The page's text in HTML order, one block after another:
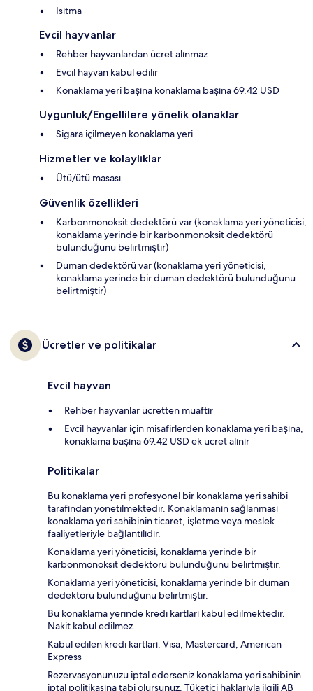
Isıtma
Evcil hayvanlar
Rehber hayvanlardan ücret alınmaz
Evcil hayvan kabul edilir
Konaklama yeri başına konaklama başına 69.42 USD
Uygunluk/Engellilere yönelik olanaklar
Sigara içilmeyen konaklama yeri
Hizmetler ve kolaylıklar
Ütü/ütü masası
Güvenlik özellikleri
Karbonmonoksit dedektörü var (konaklama yeri yöneticisi,
konaklama yerinde bir karbonmonoksit dedektörü
bulunduğunu belirtmiştir)
Duman dedektörü var (konaklama yeri yöneticisi,
konaklama yerinde bir duman dedektörü bulunduğunu
belirtmiştir)
Ücretler ve politikalar
Evcil hayvan
Rehber hayvanlar ücretten muaftır
Evcil hayvanlar için misafirlerden konaklama yeri başına,
konaklama başına 69.42 USD ek ücret alınır
Politikalar
Bu konaklama yeri profesyonel bir konaklama yeri sahibi
tarafından yönetilmektedir. Konaklamanın sağlanması
konaklama yeri sahibinin ticaret, işletme veya meslek
faaliyetleriyle bağlantılıdır.
Konaklama yeri yöneticisi, konaklama yerinde bir
karbonmonoksit dedektörü bulunduğunu belirtmiştir.
Konaklama yeri yöneticisi, konaklama yerinde bir duman
dedektörü bulunduğunu belirtmiştir.
Bu konaklama yerinde kredi kartları kabul edilmektedir.
Nakit kabul edilmez.
Kabul edilen kredi kartları: Visa, Mastercard, American
Express
Rezervasyonunuzu iptal ederseniz konaklama yeri sahibinin
iptal politikasına tabi olursunuz. Tüketici haklarıyla ilgili AB